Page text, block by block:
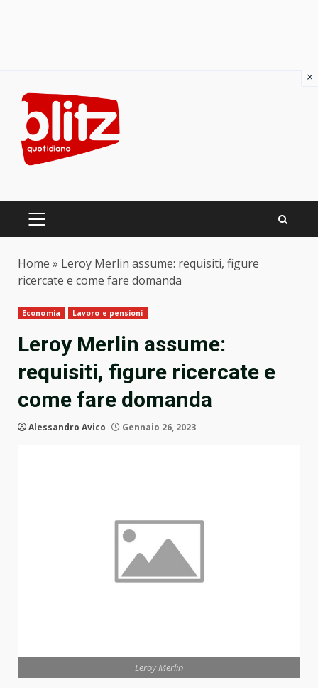
content
PRIMARY
Home » Leroy Merlin assume: requisiti, figure
ricercate e come fare domanda
Economia Lavoro e pensioni
Leroy Merlin assume:
requisiti, figure ricercate e
come fare domanda
Alessandro Avico Gennaio 26, 2023
Leroy Merlin
×